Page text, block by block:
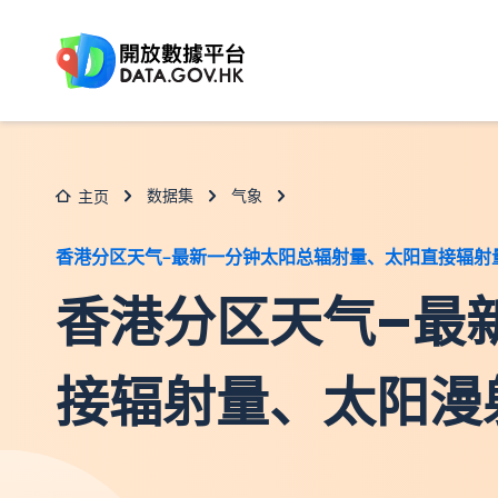
主页 数据集 气象
香港分区天气–最新一分钟太阳总辐射量、太阳直接辐
香港分区天气–最
接辐射量、太阳